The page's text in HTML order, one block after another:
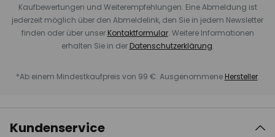
Kaufbewertungen und Weiterempfehlungen. Eine Abmeldung ist
jederzeit möglich über den Abmeldelink, den Sie in jedem Newsletter
finden oder über unser Kontaktformular. Weitere Informationen
erhalten Sie in der Datenschutzerklärung.
*Ab einem Mindestkaufpreis von 99 €. Ausgenommene Hersteller.
Kundenservice